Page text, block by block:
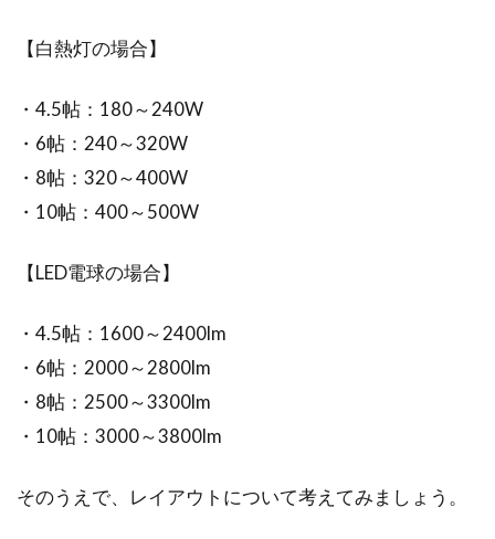
【白熱灯の場合】
・4.5帖：180～240W
・6帖：240～320W
・8帖：320～400W
・10帖：400～500W
【LED電球の場合】
・4.5帖：1600～2400lm
・6帖：2000～2800lm
・8帖：2500～3300lm
・10帖：3000～3800lm
そのうえで、レイアウトについて考えてみましょう。